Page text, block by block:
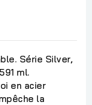
Série Silver,
ml.
en acier
la